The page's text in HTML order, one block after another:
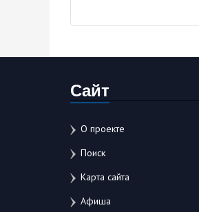
Сайт
О проекте
Поиск
Карта сайта
Афиша